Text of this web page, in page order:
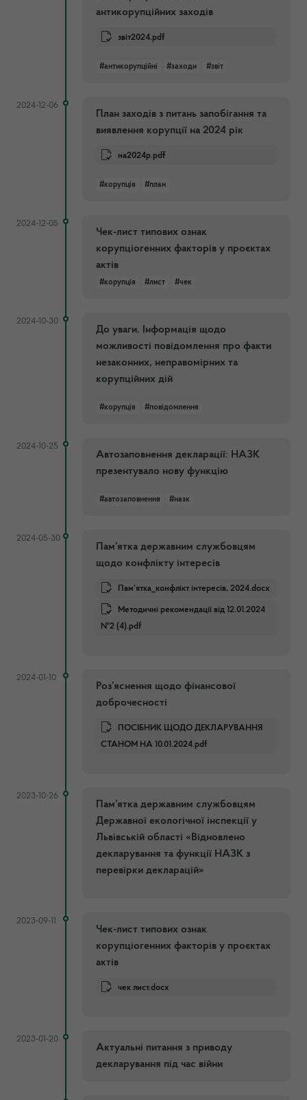
антикорупційних заходів
звіт2024.pdf
#антикорупційні #заходи #звіт
2024-12-06
План заходів з питань запобігання та
виявлення корупції на 2024 рік
на2024р.pdf
#корупція #план
2024-12-05
Чек-лист типових ознак
корупціогенних факторів у проєктах
актів
#корупція #лист #чек
2024-10-30
До уваги. Інформація щодо
можливості повідомлення про факти
незаконних, неправомірних та
корупційних дій
#корупція #повідомлення
2024-10-25
Автозаповнення декларації: НАЗК
презентувало нову функцію
#автозаповнення #назк
2024-05-30
Пам’ятка державним службовцям
щодо конфлікту інтересів
Пам’ятка_конфлікт інтересів, 2024.docx
Методичні рекомендації від 12.01.2024
№2 (4).pdf
2024-01-10
Роз’яснення щодо фінансової
доброчесності
ПОСІБНИК ЩОДО ДЕКЛАРУВАННЯ
СТАНОМ НА 10.01.2024.pdf
2023-10-26
Пам’ятка державним службовцям
Державної екологічної інспекції у
Львівській області «Відновлено
декларування та функції НАЗК з
перевірки декларацій»
2023-09-11
Чек-лист типових ознак
корупціогенних факторів у проєктах
актів
чек лист.docx
2023-01-20
Актуальні питання з приводу
декларування під час війни